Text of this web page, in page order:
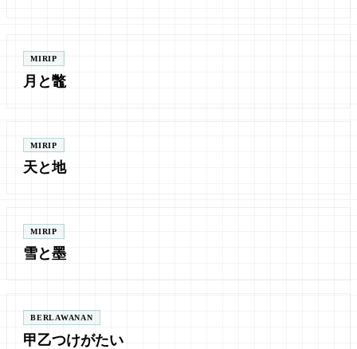
MIRIP
月と鼈
MIRIP
天と地
MIRIP
雪と墨
BERLAWANAN
甲乙つけがたい